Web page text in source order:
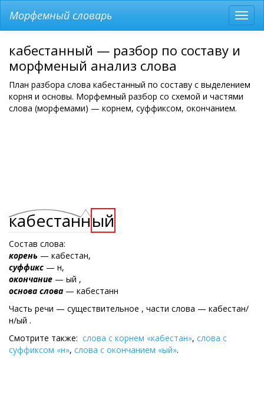
меню
Морфемный словарь
кабестанный — разбор по составу и
морфменый анализ слова
План разбора слова кабестанный по составу с выделением
корня и основы. Морфемный разбор со схемой и частями
слова (морфемами) — корнем, суффиксом, окончанием.
кабестанный
Состав слова:
корень — кабестан,
суффикс — н,
окончание — ый ,
основа слова — кабестанн
Часть речи — существительное , части слова — кабестан/
н/ый .
Смотрите также: слова с корнем «кабестан», слова с
суффиксом «н», слова с окончанием «ый».